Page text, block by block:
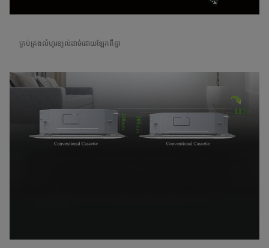
គ្រប់គ្រងលំហូរខ្យល់ដាច់ដោយឡែកពីគ្នា